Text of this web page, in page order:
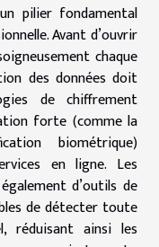
pilier fondamental
Avant d’ouvrir
chaque
des données doit
de chiffrement
forte (comme la
biométrique)
en ligne. Les
d’outils de
de détecter toute
réduisant ainsi les